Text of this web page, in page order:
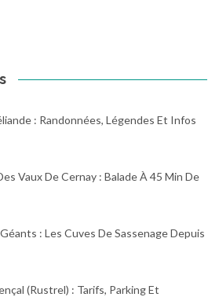
: Randonnées, Légendes Et Infos
Vaux De Cernay : Balade À 45 Min De
: Les Cuves De Sassenage Depuis
(Rustrel) : Tarifs, Parking Et